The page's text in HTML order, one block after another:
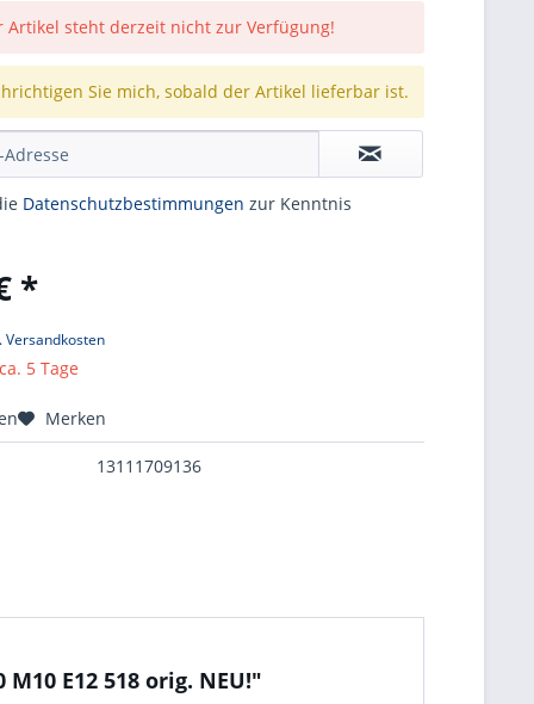
Artikel steht derzeit nicht zur Verfügung!
Sie mich, sobald der Artikel lieferbar ist.
Datenschutzbestimmungen zur Kenntnis
*
Versandkosten
5 Tage
Merken
13111709136
E12 518 orig. NEU!"